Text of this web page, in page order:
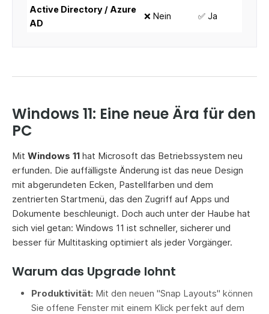
Active Directory / Azure
AD
❌ Nein ✅ Ja
Windows 11: Eine neue Ära für den
PC
Mit Windows 11 hat Microsoft das Betriebssystem neu
erfunden. Die auffälligste Änderung ist das neue Design
mit abgerundeten Ecken, Pastellfarben und dem
zentrierten Startmenü, das den Zugriff auf Apps und
Dokumente beschleunigt. Doch auch unter der Haube hat
sich viel getan: Windows 11 ist schneller, sicherer und
besser für Multitasking optimiert als jeder Vorgänger.
Warum das Upgrade lohnt
Produktivität: Mit den neuen "Snap Layouts" können
Sie offene Fenster mit einem Klick perfekt auf dem